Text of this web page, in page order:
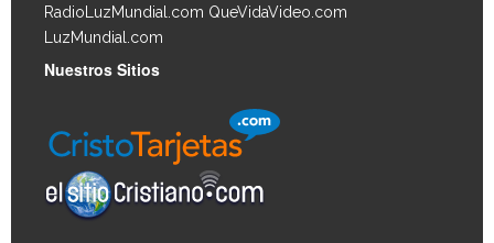
RadioLuzMundial.com QueVidaVideo.com
LuzMundial.com
Nuestros Sitios